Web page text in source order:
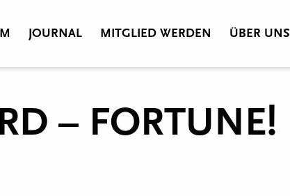
JOURNAL MITGLIED WERDEN ÜBER UNS
– FORTUNE!